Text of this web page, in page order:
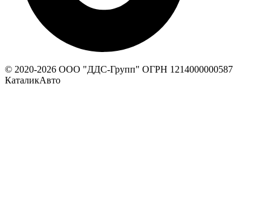
© 2020-2026 ООО "ДДС-Групп" ОГРН 1214000000587
КаталикАвто